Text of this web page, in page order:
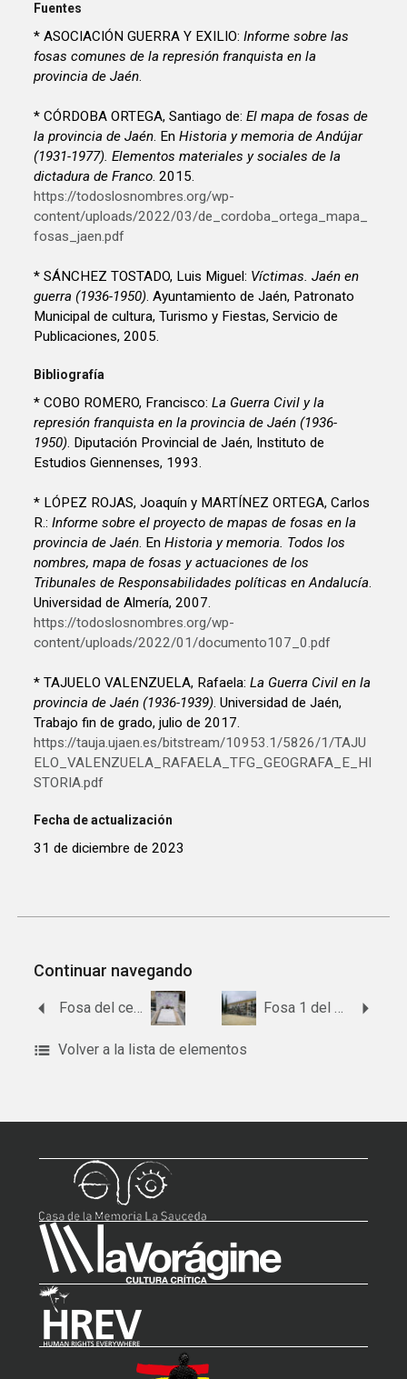
Fuentes
* ASOCIACIÓN GUERRA Y EXILIO:Informe sobre las
fosas comunes de la represión franquista en la
provincia de Jaén.
* CÓRDOBA ORTEGA, Santiago de:El mapa de fosas de
la provincia de Jaén. EnHistoria y memoria de Andújar
(1931-1977). Elementos materiales y sociales de la
dictadura de Franco. 2015.
https://todoslosnombres.org/wp-
content/uploads/2022/03/de_cordoba_ortega_mapa_
fosas_jaen.pdf
* SÁNCHEZ TOSTADO, Luis Miguel: Víctimas. Jaén en
guerra (1936-1950). Ayuntamiento de Jaén, Patronato
Municipal de cultura, Turismo y Fiestas, Servicio de
Publicaciones, 2005.
Bibliografía
* COBO ROMERO, Francisco:La Guerra Civil y la
represión franquista en la provincia de Jaén (1936-
1950). Diputación Provincial de Jaén, Instituto de
Estudios Giennenses, 1993.
* LÓPEZ ROJAS, Joaquín y MARTÍNEZ ORTEGA, Carlos
R.:Informe sobre el proyecto de mapas de fosas en la
provincia de Jaén. EnHistoria y memoria. Todos los
nombres, mapa de fosas y actuaciones de los
Tribunales de Responsabilidades políticas en Andalucía.
Universidad de Almería, 2007.
https://todoslosnombres.org/wp-
content/uploads/2022/01/documento107_0.pdf
* TAJUELO VALENZUELA, Rafaela:La Guerra Civil en la
provincia de Jaén (1936-1939). Universidad de Jaén,
Trabajo fin de grado, julio de 2017.
https://tauja.ujaen.es/bitstream/10953.1/5826/1/TAJU
ELO_VALENZUELA_RAFAELA_TFG_GEOGRAFA_E_HI
STORIA.pdf
Fecha de actualización
31 de diciembre de 2023
Continuar navegando
Fosa del cementerio de Arjona. Fosa 1 del cementerio de Andújar.
Volver a la lista de elementos